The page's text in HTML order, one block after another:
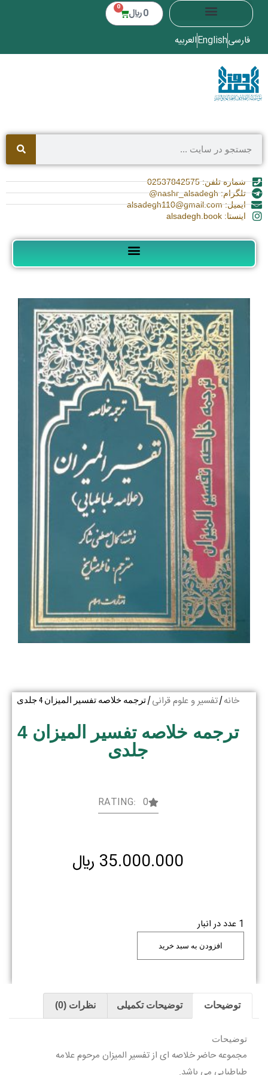
0 ﷼ 0
فارسیEnglishالعربیه
شماره تلفن: 02537842575
تلگرام: nashr_alsadegh@
ایمیل: alsadegh110@gmail.com
اینستا: alsadegh.book
خانه/ تفسیر و علوم قرانی/ ترجمه خلاصه تفسیر المیزان 4 جلدی
ترجمه خلاصه تفسیر المیزان 4
جلدی
RATING: 0
35.000.000 ﷼
1 عدد در انبار
افزودن به سبد خرید
توضیحات توضیحات تکمیلی نظرات (0)
توضیحات
مجموعه حاضر خلاصه ای از تفسیر المیزان مرحوم علامه